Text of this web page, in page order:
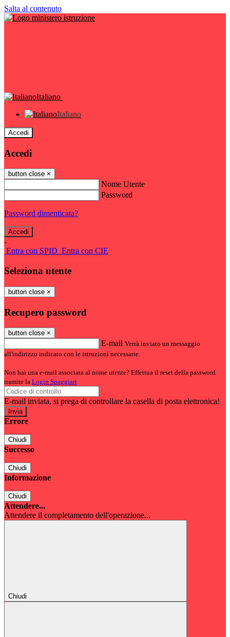
Salta al contenuto
Italiano
Italiano
Accedi
Accedi
button close ×
Nome Utente
Password
Password dimenticata?
-
Entra con SPID Entra con CIE
Seleziona utente
button close ×
Recupero password
button close ×
E-mail Verrà inviato un messaggio
all'indirizzo indicato con le istruzioni necessarie.
Non hai una e-mail associata al nome utente? Effettua il reset della password
tramite la Login Spaggiari
E-mail inviata, si prega di controllare la casella di posta elettronica!
Errore
Chiudi
Successo
Chiudi
Informazione
Chiudi
Attendere...
Attendere il completamento dell'operazione...
Chiudi